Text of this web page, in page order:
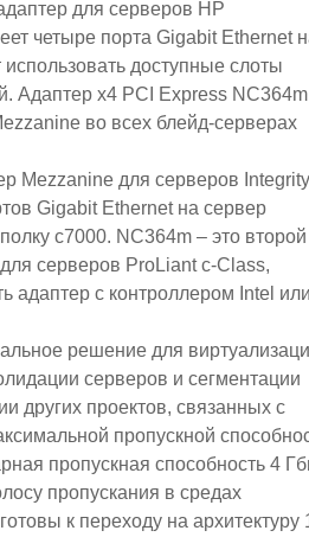
для серверов HP
четыре порта Gigabit Ethernet
доступные слоты
Адаптер x4 PCI Express NC364m
во всех блейд-серверах
Mezzanine для серверов
Gigabit Ethernet на сервер
c7000. NC364m – это второй
серверов ProLiant c-Class,
адаптер с контроллером Intel или
решение для
серверов и сегментации
других проектов, связанных с
пропускной
пропускная способность 4
пропускания в средах
к переходу на архитектуру